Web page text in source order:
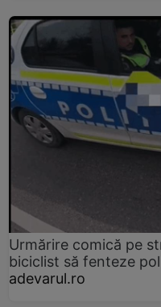
Urmărire comică pe
biciclist să fenteze
adevarul.ro